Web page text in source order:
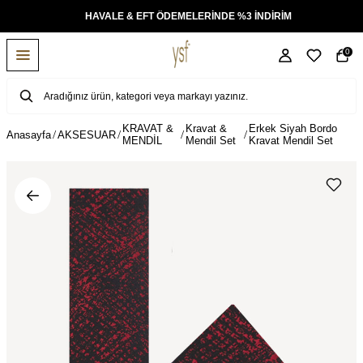
HAVALE & EFT ÖDEMELERİNDE %3 İNDİRİM
0
Anasayfa AKSESUAR
KRAVAT &
MENDİL
Kravat &
Mendil Set
Erkek Siyah Bordo
Kravat Mendil Set